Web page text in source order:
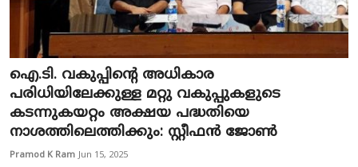
ഐ.ടി. വകുപ്പിന്റെ അധികാര
പരിധിയിലേക്കുള്ള മറ്റു വകുപ്പുകളുടെ
കടന്നുകയറ്റം അക്ഷയ പദ്ധതിയെ
നാശത്തിലെത്തിക്കും: സ്റ്റീഫൻ ജോൺ
Pramod K Ram Jun 15, 2025